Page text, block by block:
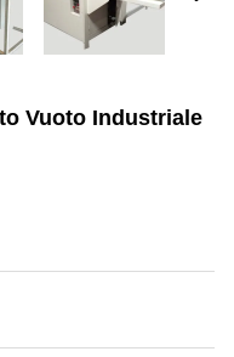
Vuoto Industriale